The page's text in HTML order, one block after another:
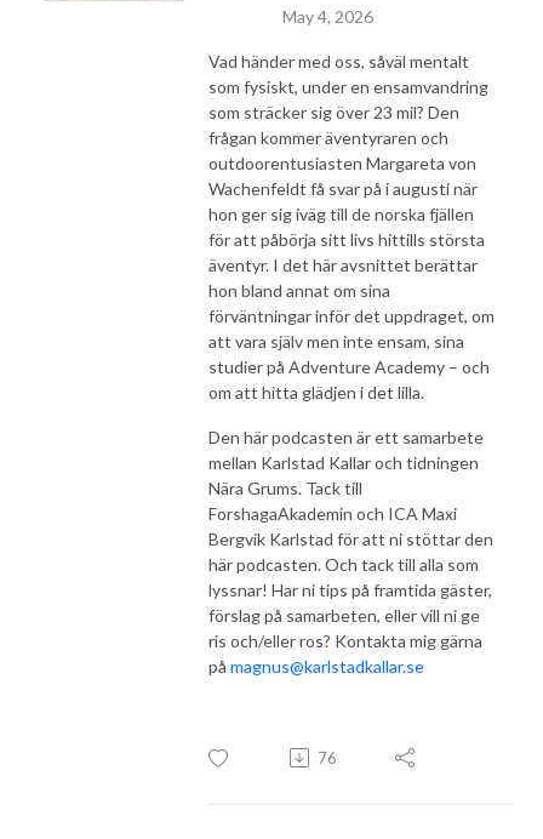
May 4, 2026
Vad händer med oss, såväl mentalt
som fysiskt, under en ensamvandring
som sträcker sig över 23 mil? Den
frågan kommer äventyraren och
outdoorentusiasten Margareta von
Wachenfeldt få svar på i augusti när
hon ger sig iväg till de norska fjällen
för att påbörja sitt livs hittills största
äventyr. I det här avsnittet berättar
hon bland annat om sina
förväntningar inför det uppdraget, om
att vara själv men inte ensam, sina
studier på Adventure Academy – och
om att hitta glädjen i det lilla.
Den här podcasten är ett samarbete
mellan Karlstad Kallar och tidningen
Nära Grums. Tack till
ForshagaAkademin och ICA Maxi
Bergvik Karlstad för att ni stöttar den
här podcasten. Och tack till alla som
lyssnar! Har ni tips på framtida gäster,
förslag på samarbeten, eller vill ni ge
ris och/eller ros? Kontakta mig gärna
på magnus@karlstadkallar.se
76